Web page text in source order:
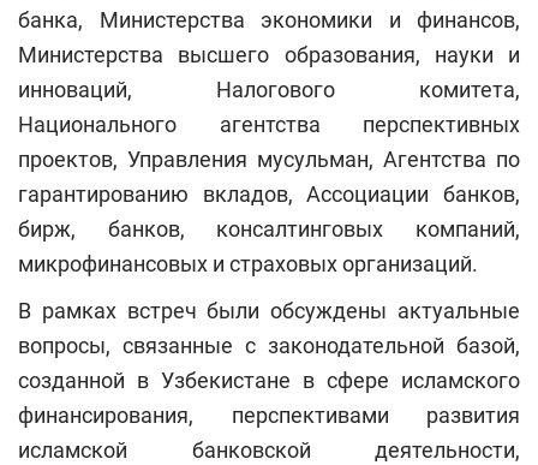
банка, Министерства экономики и финансов,
Министерства высшего образования, науки и
инноваций, Налогового комитета,
Национального агентства перспективных
проектов, Управления мусульман, Агентства по
гарантированию вкладов, Ассоциации банков,
бирж, банков, консалтинговых компаний,
микрофинансовых и страховых организаций.
В рамках встреч были обсуждены актуальные
вопросы, связанные с законодательной базой,
созданной в Узбекистане в сфере исламского
финансирования, перспективами развития
исламской банковской деятельности,